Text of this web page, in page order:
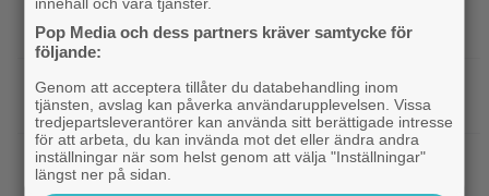
Bioaktuellt |Ny milstolpe för ”The Odyssey” –
kan bli Nolans mest inkomstbringande film
Disney|Dwayne Johnson försvarar ”Vaiana”
efter sågningarna: ”Sånt händer”
TV-tips|Undvik på tv: 2019 kom en skrämmande
dålig film – som fick fyra värdelösa uppföljare
Pop Media och dess partners kräver samtycke för
följande:
Genom att acceptera tillåter du databehandling inom
tjänsten, avslag kan påverka användarupplevelsen. Vissa
tredjepartsleverantörer kan använda sitt berättigade intresse
för att arbeta, du kan invända mot det eller ändra andra
inställningar när som helst genom att välja "Inställningar"
längst ner på sidan.